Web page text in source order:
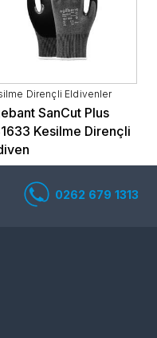
Dirençli Eldivenler
SanCut Plus
Kesilme Dirençli